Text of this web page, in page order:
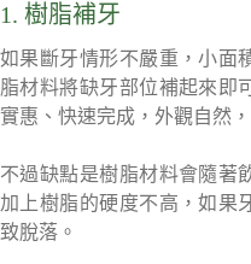
1. 樹脂補牙
如果斷牙情形不嚴重，小面
脂材料將缺牙部位補起來即
實惠、快速完成，外觀自然
不過缺點是樹脂材料會隨著
加上樹脂的硬度不高，如果
致脫落。